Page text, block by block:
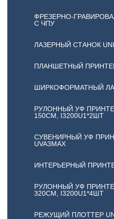
ФРЕЗЕРНО-
С ЧПУ
ЛАЗЕРНЫЙ СТАНОК
ПЛАНШЕТНЫЙ ПРИНТЕР
ШИРКОФОРМАТНЫЙ
РУЛОННЫЙ УФ ПРИНТЕР
150СМ, I3200U1*2ШТ
CУВЕНИРНЫЙ УФ
UVA3MAX
ИНТЕРЬЕРНЫЙ
РУЛОННЫЙ УФ ПРИНТЕР
320СМ, I3200U1*4ШТ
РЕЖУЩИЙ ПЛОТТЕР